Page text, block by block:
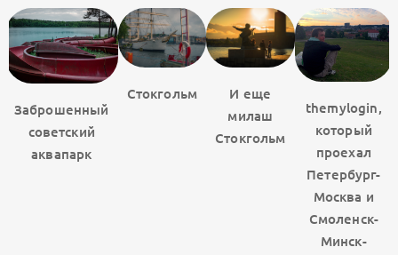
Заброшенный
советский
аквапарк
Стокгольм
И еще
милаш
Стокгольм
themylogin,
который
проехал
Петербург-
Москва и
Смоленск-
Минск-